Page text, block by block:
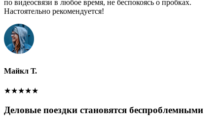
по видеосвязи в любое время, не беспокоясь о пробках.
Настоятельно рекомендуется!
Майкл Т.
★★★★★
Деловые поездки становятся беспроблемными